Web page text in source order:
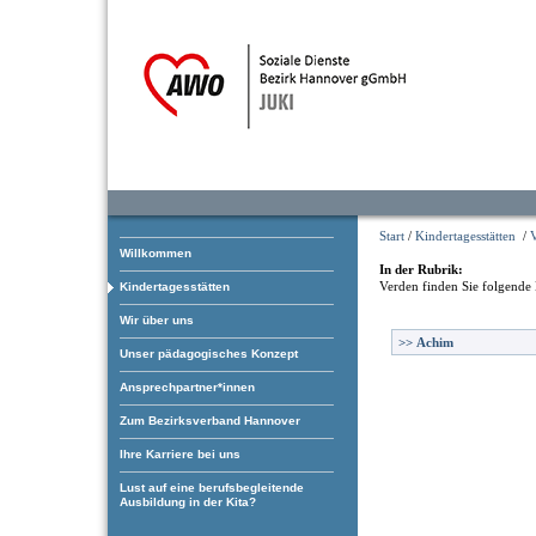
Willkommen
Kindertagesstätten
Wir über uns
Unser pädagogisches Konzept
Ansprechpartner*innen
Zum Bezirksverband Hannover
Ihre Karriere bei uns
Lust auf eine berufsbegleitende
Ausbildung in der Kita?
Start / Kindertagesstätten /
In der Rubrik:
Verden finden Sie folgende
>> Achim